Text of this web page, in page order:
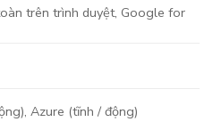
trên trình duyệt, Google for
Azure (tĩnh / động)